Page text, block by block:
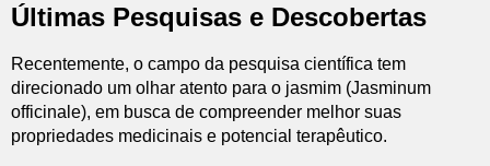
Últimas Pesquisas e Descobertas
Recentemente, o campo da pesquisa científica tem
direcionado um olhar atento para o jasmim (Jasminum
officinale), em busca de compreender melhor suas
propriedades medicinais e potencial terapêutico.